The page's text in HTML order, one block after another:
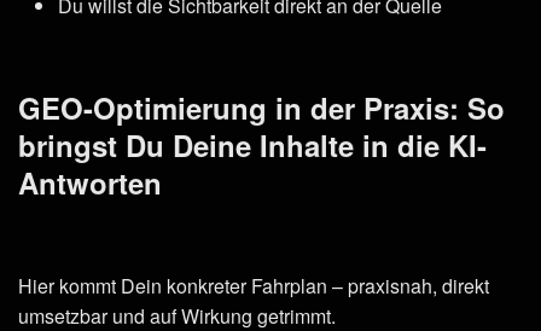
Du willst die Sichtbarkeit direkt an der Quelle
GEO-Optimierung in der Praxis: So
bringst Du Deine Inhalte in die KI-
Antworten
Hier kommt Dein konkreter Fahrplan – praxisnah, direkt
umsetzbar und auf Wirkung getrimmt.